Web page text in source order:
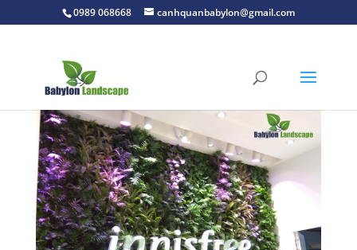
0989 068668 canhquanbabylon@gmail.com